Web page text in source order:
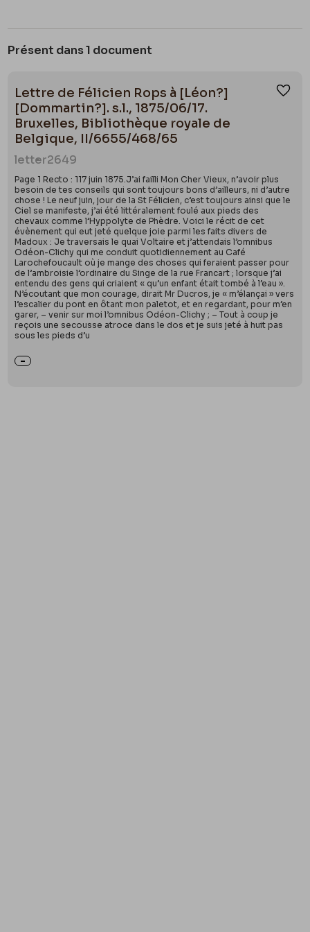
Présent dans 1 document
Lettre de Félicien Rops à [Léon?]
[Dommartin?]. s.l., 1875/06/17.
Bruxelles, Bibliothèque royale de
Belgique, II/6655/468/65
letter2649
Page 1 Recto : 117 juin 1875.J’ai failli Mon Cher Vieux, n’avoir plus
besoin de tes conseils qui sont toujours bons d’ailleurs, ni d’autre
chose ! Le neuf juin, jour de la St Félicien, c’est toujours ainsi que le
Ciel se manifeste, j’ai été littéralement foulé aux pieds des
chevaux comme l’Hyppolyte de Phèdre. Voici le récit de cet
évènement qui eut jeté quelque joie parmi les faits divers de
Madoux : Je traversais le quai Voltaire et j’attendais l’omnibus
Odéon-Clichy qui me conduit quotidiennement au Café
Larochefoucault où je mange des choses qui feraient passer pour
de l’ambroisie l’ordinaire du Singe de la rue Francart ; lorsque j’ai
entendu des gens qui criaient « qu’un enfant était tombé à l’eau ».
N’écoutant que mon courage, dirait Mr Ducros, je « m’élançai » vers
l’escalier du pont en ôtant mon paletot, et en regardant, pour m’en
garer, – venir sur moi l’omnibus Odéon-Clichy ; – Tout à coup je
reçois une secousse atroce dans le dos et je suis jeté à huit pas
sous les pieds d’u